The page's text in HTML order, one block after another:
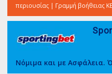
περιουσίας | Γραμμή βοήθειας
Νόμιμα και με Ασφάλεια.